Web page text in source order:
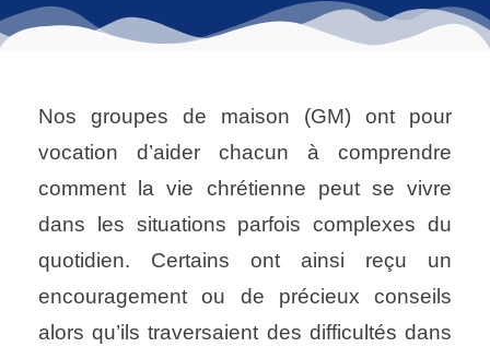
Nos groupes de maison (GM) ont pour
vocation d’aider chacun à comprendre
comment la vie chrétienne peut se vivre
dans les situations parfois complexes du
quotidien. Certains ont ainsi reçu un
encouragement ou de précieux conseils
alors qu’ils traversaient des difficultés dans